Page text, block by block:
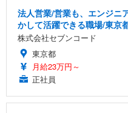
法人営業/営業も、エンジニ
かして活躍できる職場/東京
株式会社セブンコード
東京都
月給23万円～
正社員